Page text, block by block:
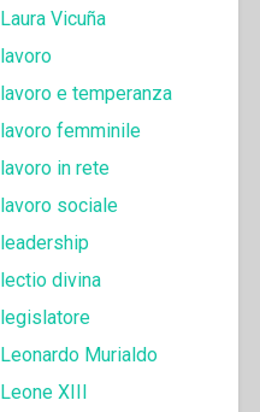
Laura Vicuña
lavoro
lavoro e temperanza
lavoro femminile
lavoro in rete
lavoro sociale
leadership
lectio divina
legislatore
Leonardo Murialdo
Leone XIII